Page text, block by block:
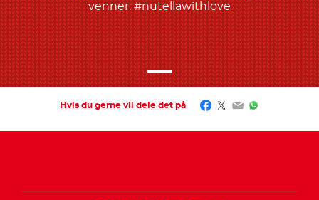
venner. #nutellawithlove
Hvis du gerne vil dele det på Facebook
Twitter
EmailWhatsApp